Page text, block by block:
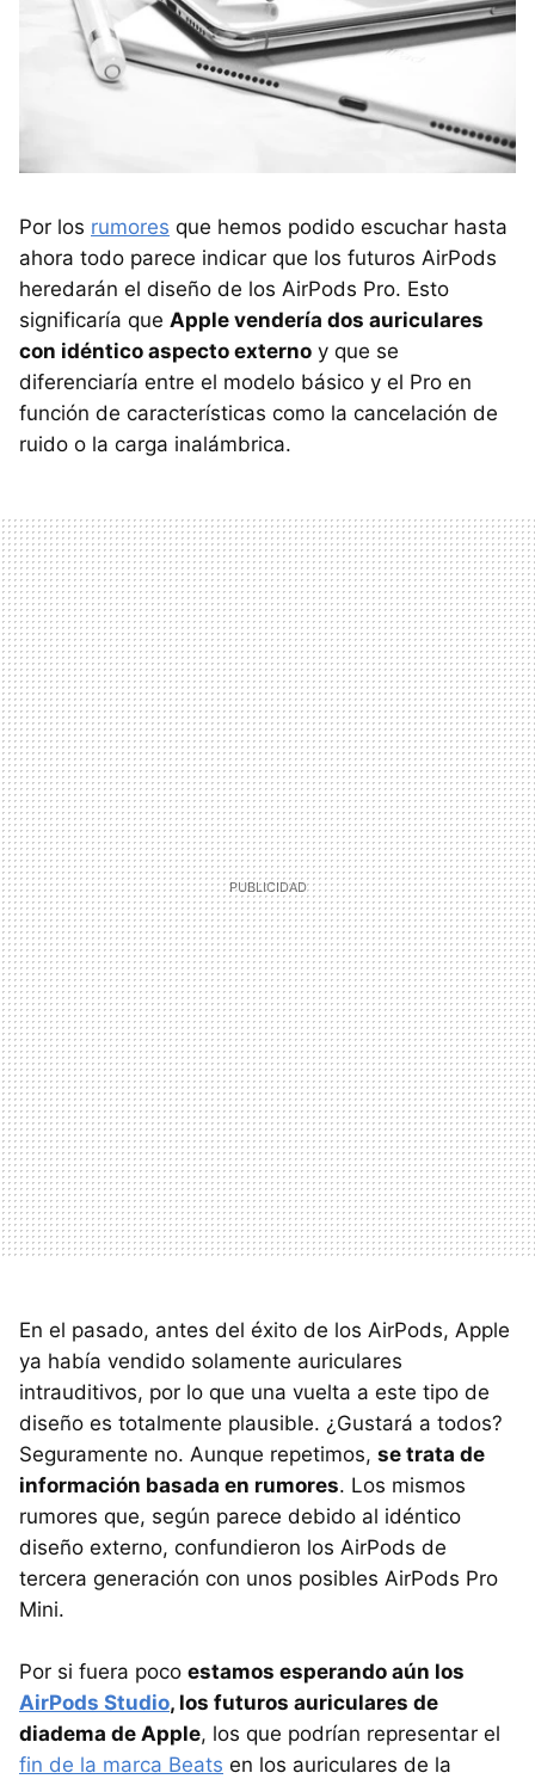
Por los rumores que hemos podido escuchar hasta
ahora todo parece indicar que los futuros AirPods
heredarán el diseño de los AirPods Pro. Esto
significaría que Apple vendería dos auriculares
con idéntico aspecto externo y que se
diferenciaría entre el modelo básico y el Pro en
función de características como la cancelación de
ruido o la carga inalámbrica.
En el pasado, antes del éxito de los AirPods, Apple
ya había vendido solamente auriculares
intrauditivos, por lo que una vuelta a este tipo de
diseño es totalmente plausible. ¿Gustará a todos?
Seguramente no. Aunque repetimos, se trata de
información basada en rumores. Los mismos
rumores que, según parece debido al idéntico
diseño externo, confundieron los AirPods de
tercera generación con unos posibles AirPods Pro
Mini.
Por si fuera poco estamos esperando aún los
AirPods Studio, los futuros auriculares de
diadema de Apple, los que podrían representar el
fin de la marca Beats en los auriculares de la